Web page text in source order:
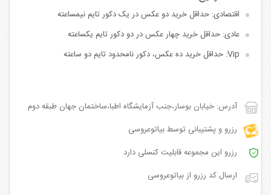
اقتصادی: حداقل خرید دو عکس در یک دکور تایم نیمساعته
عادی: حداقل خرید چهار عکس در دو دکور تایم یکساعته
Vip: حداقل خرید ده عکس، دکور نامحدود تایم دو ساعته
آدرس: خیابان بوسار،جنب آزمایشگاه اطبا،ساختمان جهان طبقه دوم
رزرو و پشتیبانی توسط بیاتوعروسی
رزرو این مجموعه قابلیت کنسلی دارد
ارسال کد رزرو از بیاتوعروسی